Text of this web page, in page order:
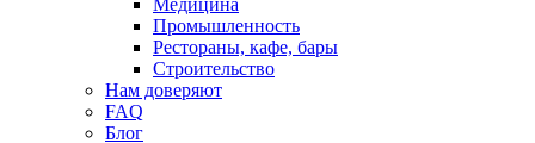
Медицина
Промышленность
Рестораны, кафе, бары
Строительство
Нам доверяют
FAQ
Блог